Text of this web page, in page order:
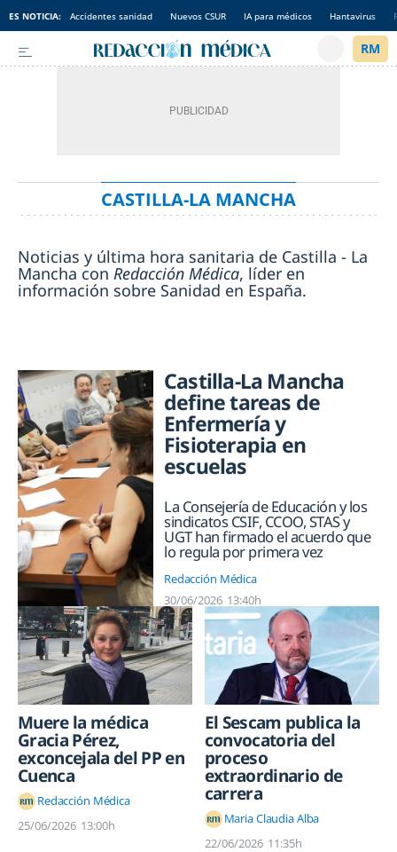
ES NOTICIA: Accidentes sanidad Nuevos CSUR IA para médicos Hantavirus
CASTILLA-LA MANCHA
Noticias y última hora sanitaria de Castilla - La
Mancha con Redacción Médica, líder en
información sobre Sanidad en España.
Castilla-La Mancha
define tareas de
Enfermería y
Fisioterapia en
escuelas
La Consejería de Educación y los
sindicatos CSIF, CCOO, STAS y
UGT han firmado el acuerdo que
lo regula por primera vez
Redacción Médica
30/06/2026 13:40h
Muere la médica
Gracia Pérez,
exconcejala del PP en
Cuenca
Redacción Médica
25/06/2026 13:00h
El Sescam publica la
convocatoria del
proceso
extraordinario de
carrera
Maria Claudia Alba
22/06/2026 11:35h